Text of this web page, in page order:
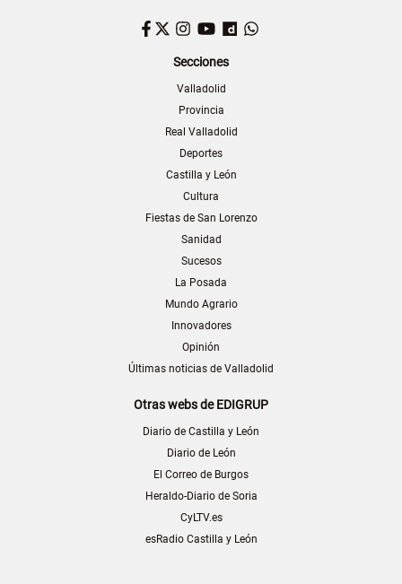
Facebook
TwitterInstagram
YouTubeDailymotion
Secciones
Valladolid
Provincia
Real Valladolid
Deportes
Castilla y León
Cultura
Fiestas de San Lorenzo
Sanidad
Sucesos
La Posada
Mundo Agrario
Innovadores
Opinión
Últimas noticias de Valladolid
Otras webs de EDIGRUP
Diario de Castilla y León
Diario de León
El Correo de Burgos
Heraldo-Diario de Soria
CyLTV.es
esRadio Castilla y León